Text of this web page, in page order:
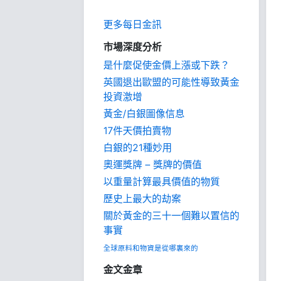
更多每日金訊
市場深度分析
是什麼促使金價上漲或下跌？
英國退出歐盟的可能性導致黃金
投資激增
黃金/白銀圖像信息
17件天價拍賣物
白銀的21種妙用
奧運獎牌 – 獎牌的價值
以重量計算最具價值的物質
歷史上最大的劫案
關於黃金的三十一個難以置信的
事實
全球原料和物資是從哪裏來的
金文金章